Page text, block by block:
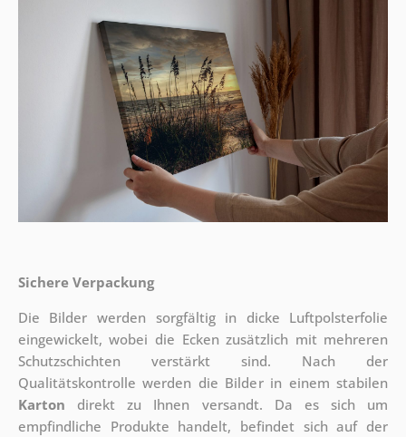
Sichere Verpackung
Die Bilder werden sorgfältig in dicke Luftpolsterfolie
eingewickelt, wobei die Ecken zusätzlich mit mehreren
Schutzschichten verstärkt sind. Nach der
Qualitätskontrolle werden die Bilder in einem stabilen
Karton direkt zu Ihnen versandt. Da es sich um
empfindliche Produkte handelt, befindet sich auf der